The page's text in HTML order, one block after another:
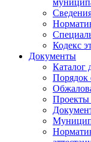
Кодекс
Документы
Каталог
Порядок
Проекты